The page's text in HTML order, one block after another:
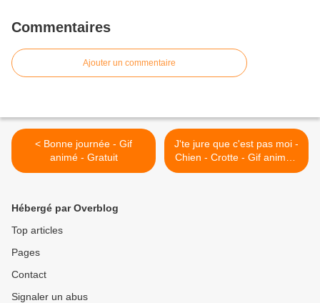
Commentaires
Ajouter un commentaire
< Bonne journée - Gif
animé - Gratuit
J'te jure que c'est pas moi -
Chien - Crotte - Gif animé -
Gratuit >
Hébergé par Overblog
Top articles
Pages
Contact
Signaler un abus